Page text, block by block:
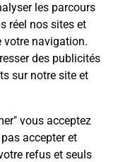
les parcours
réel nos sites et
navigation.
des publicités
sur notre site et
vous acceptez
accepter et
refus et seuls
mon
?
de la 5G
mon forfait
Mobile ?